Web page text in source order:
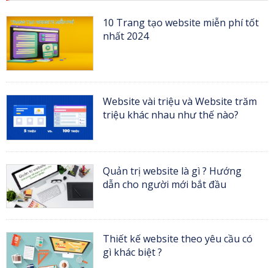
10 Trang tạo website miễn phí tốt
nhất 2024
Website vài triệu và Website trăm
triệu khác nhau như thế nào?
Quản trị website là gì ? Hướng
dẫn cho người mới bắt đầu
Thiết kế website theo yêu cầu có
gì khác biệt ?